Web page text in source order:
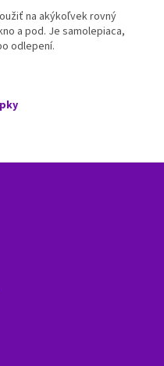
na akýkoľvek rovný
a pod. Je samolepiaca,
odlepení.